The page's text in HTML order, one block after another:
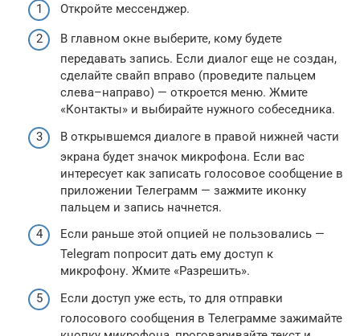
Откройте мессенджер.
В главном окне выберите, кому будете
передавать запись. Если диалог еще не создан,
сделайте свайп вправо (проведите пальцем
слева–направо) — откроется меню. Жмите
«Контакты» и выбирайте нужного собеседника.
В открывшемся диалоге в правой нижней части
экрана будет значок микрофона. Если вас
интересует как записать голосовое сообщение в
приложении Телеграмм — зажмите иконку
пальцем и запись начнется.
Если раньше этой опцией не пользовались —
Telegram попросит дать ему доступ к
микрофону. Жмите «Разрешить».
Если доступ уже есть, то для отправки
голосового сообщения в Телеграмме зажимайте